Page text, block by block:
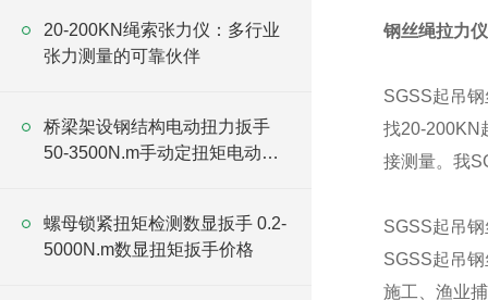
20-200KN绳索张力仪：多行业
张力测量的可靠伙伴
桥梁架设钢结构电动扭力扳手
50-3500N.m手动定扭矩电动扳
螺母锁紧扭矩检测数显扳手 0.2-
5000N.m数显扭矩扳手价格
钢丝绳拉力
SGSS起吊
找20-200KN
接测量。我
SGSS起吊
SGSS起吊
施工、渔业